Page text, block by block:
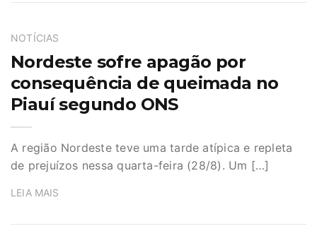
NOTÍCIAS
Nordeste sofre apagão por
consequência de queimada no
Piauí segundo ONS
A região Nordeste teve uma tarde atípica e repleta
de prejuízos nessa quarta-feira (28/8). Um […]
LEIA MAIS